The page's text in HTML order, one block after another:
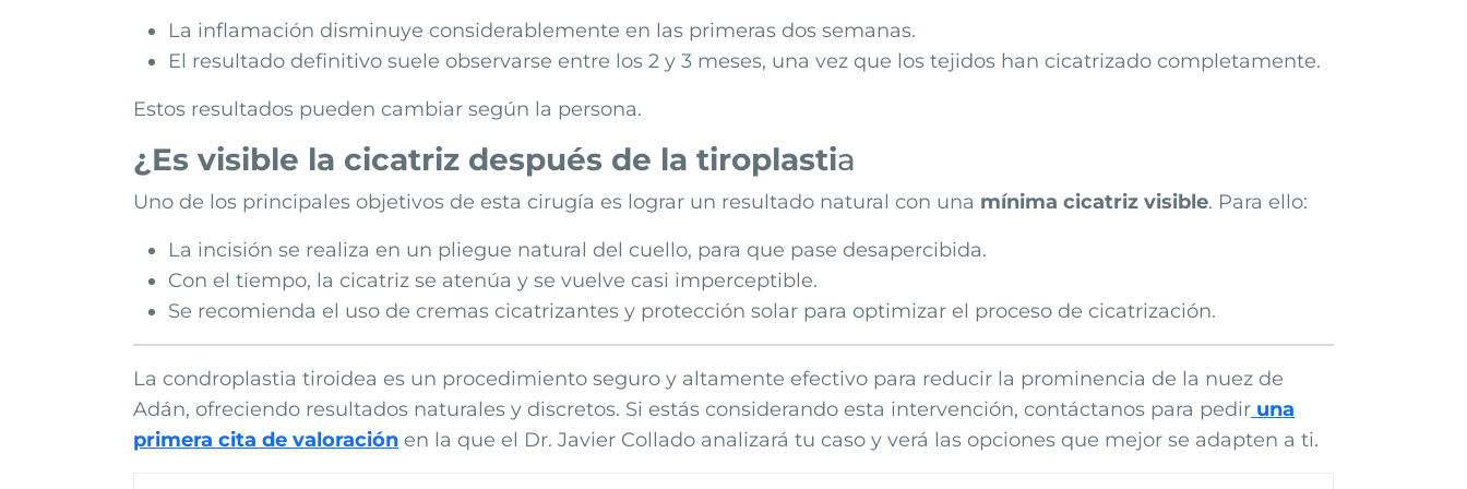
La inflamación disminuye considerablemente en las primeras dos semanas.
El resultado definitivo suele observarse entre los 2 y 3 meses, una vez que los tejidos han cicatrizado completamente.
Estos resultados pueden cambiar según la persona.
¿Es visible la cicatriz después de la tiroplastia
Uno de los principales objetivos de esta cirugía es lograr un resultado natural con una mínima cicatriz visible. Para ello:
La incisión se realiza en un pliegue natural del cuello, para que pase desapercibida.
Con el tiempo, la cicatriz se atenúa y se vuelve casi imperceptible.
Se recomienda el uso de cremas cicatrizantes y protección solar para optimizar el proceso de cicatrización.
La condroplastia tiroidea es un procedimiento seguro y altamente efectivo para reducir la prominencia de la nuez de
Adán, ofreciendo resultados naturales y discretos. Si estás considerando esta intervención, contáctanos para pedir una
primera cita de valoración en la que el Dr. Javier Collado analizará tu caso y verá las opciones que mejor se adapten a ti.